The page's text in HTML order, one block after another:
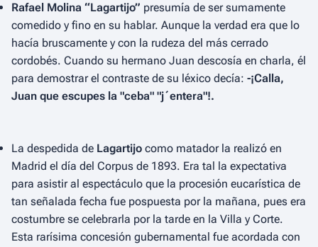
Rafael Molina “Lagartijo” presumía de ser sumamente
comedido y fino en su hablar. Aunque la verdad era que lo
hacía bruscamente y con la rudeza del más cerrado
cordobés. Cuando su hermano Juan descosía en charla, él
para demostrar el contraste de su léxico decía: -¡Calla,
Juan que escupes la "ceba" "j´entera"!.
La despedida de Lagartijo como matador la realizó en
Madrid el día del Corpus de 1893. Era tal la expectativa
para asistir al espectáculo que la procesión eucarística de
tan señalada fecha fue pospuesta por la mañana, pues era
costumbre se celebrarla por la tarde en la Villa y Corte.
Esta rarísima concesión gubernamental fue acordada con